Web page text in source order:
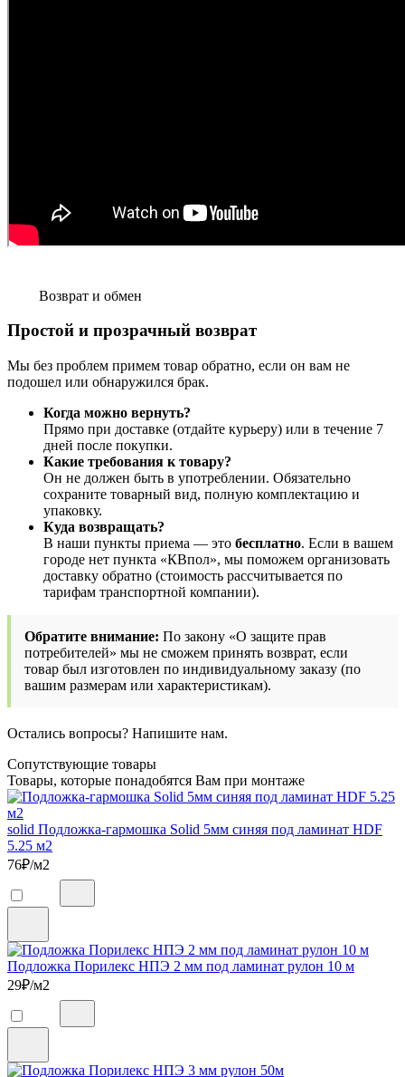
Возврат и обмен
Простой и прозрачный возврат
Мы без проблем примем товар обратно, если он вам не
подошел или обнаружился брак.
Когда можно вернуть?
Прямо при доставке (отдайте курьеру) или в течение 7
дней после покупки.
Какие требования к товару?
Он не должен быть в употреблении. Обязательно
сохраните товарный вид, полную комплектацию и
упаковку.
Куда возвращать?
В наши пункты приема — это бесплатно. Если в вашем
городе нет пункта «КВпол», мы поможем организовать
доставку обратно (стоимость рассчитывается по
тарифам транспортной компании).
Обратите внимание: По закону «О защите прав
потребителей» мы не сможем принять возврат, если
товар был изготовлен по индивидуальному заказу (по
вашим размерам или характеристикам).
Остались вопросы? Напишите нам.
Сопутствующие товары
Товары, которые понадобятся Вам при монтаже
solid Подложка-гармошка Solid 5мм синяя под ламинат HDF
5.25 м2
76₽/м2
Подложка Порилекс НПЭ 2 мм под ламинат рулон 10 м
29₽/м2